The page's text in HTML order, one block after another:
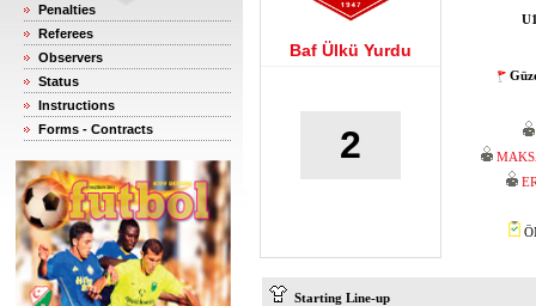
Penalties
Referees
Observers
Status
Instructions
Forms - Contracts
Baf Ülkü Yurdu
2
Starting Line-up